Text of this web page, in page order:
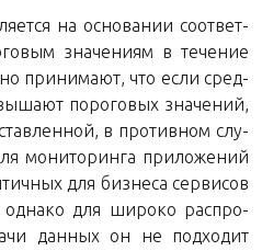
на ос­но­ва­нии со­от­вет­
зна­че­ни­ям в те­че­ние
при­ни­ма­ют, что если сред­
по­ро­го­вых зна­че­ний,
в про­тив­ном слу­
мо­ни­то­рин­га при­ло­же­ний
для биз­не­са сер­ви­сов
од­на­ко для ши­ро­ко рас­про­
дан­ных он не под­хо­дит